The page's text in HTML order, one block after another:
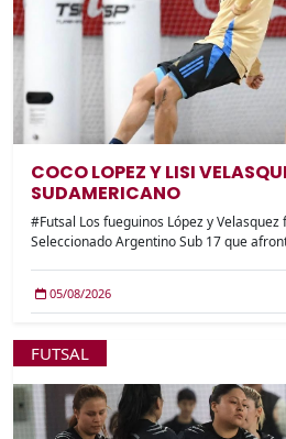
COCO LOPEZ Y LISI
SUDAMERICANO
#Futsal Los fueguinos López y
Seleccionado Argentino Sub 17 que
05/08/2026
FUTSAL